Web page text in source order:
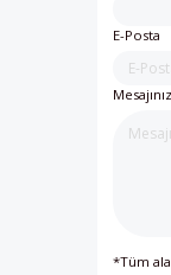
E-Posta
Mesajınız
*Tüm